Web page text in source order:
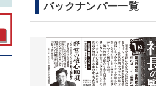
バックナンバー一覧